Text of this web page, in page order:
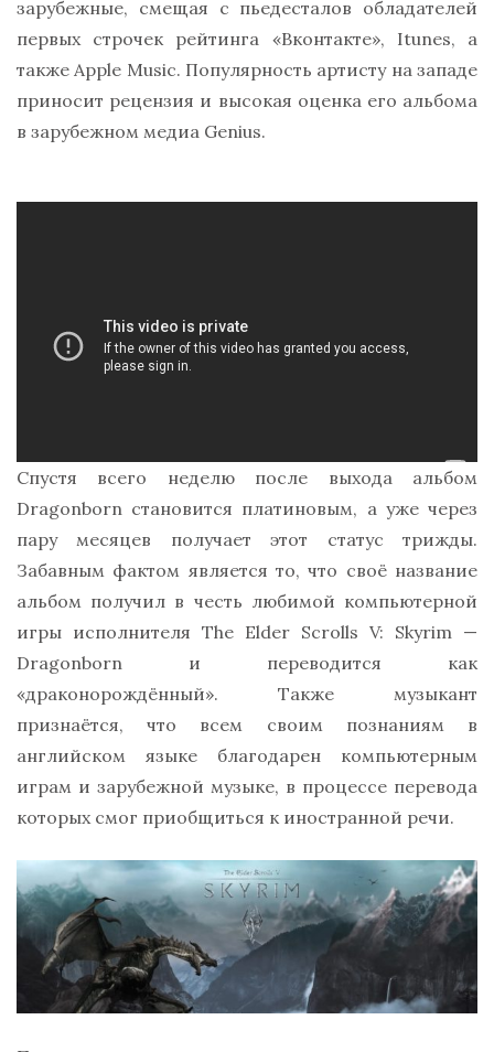
зарубежные, смещая с пьедесталов обладателей
первых строчек рейтинга «Вконтакте», Itunes, а
также Apple Music. Популярность артисту на западе
приносит рецензия и высокая оценка его альбома
в зарубежном медиа Genius.
Спустя всего неделю после выхода альбом
Dragonborn становится платиновым, а уже через
пару месяцев получает этот статус трижды.
Забавным фактом является то, что своё название
альбом получил в честь любимой компьютерной
игры исполнителя The Elder Scrolls V: Skyrim —
Dragonborn и переводится как
«драконорождённый». Также музыкант
признаётся, что всем своим познаниям в
английском языке благодарен компьютерным
играм и зарубежной музыке, в процессе перевода
которых смог приобщиться к иностранной речи.